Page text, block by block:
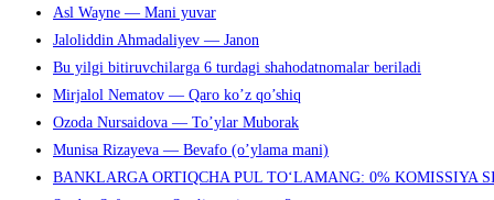
Asl Wayne — Mani yuvar
Jaloliddin Ahmadaliyev — Janon
Bu yilgi bitiruvchilarga 6 turdagi shahodatnomalar beriladi
Mirjalol Nematov — Qaro ko’z qo’shiq
Ozoda Nursaidova — To’ylar Muborak
Munisa Rizayeva — Bevafo (o’ylama mani)
BANKLARGA ORTIQCHA PUL TO‘LAMANG: 0% KOMISSIYA